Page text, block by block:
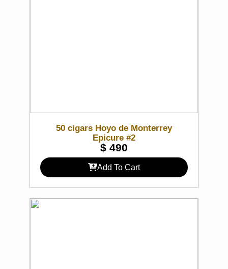
50 cigars Hoyo de Monterrey
Epicure #2
$ 490
Add To Cart